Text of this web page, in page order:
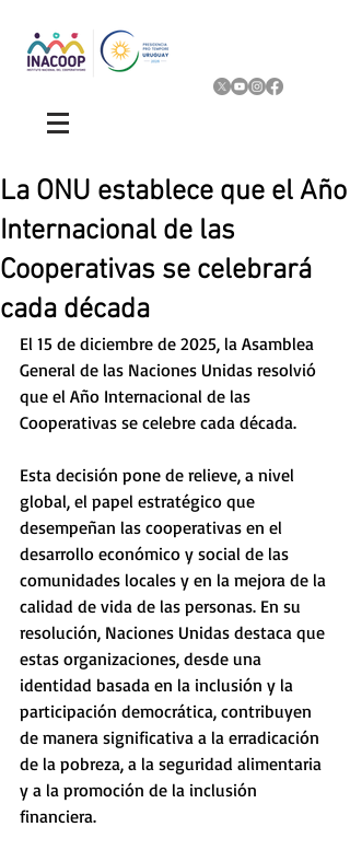
La ONU establece que el Año
Internacional de las
Cooperativas se celebrará
cada década
El 15 de diciembre de 2025, la Asamblea
General de las Naciones Unidas resolvió
que el Año Internacional de las
Cooperativas se celebre cada década.
Esta decisión pone de relieve, a nivel
global, el papel estratégico que
desempeñan las cooperativas en el
desarrollo económico y social de las
comunidades locales y en la mejora de la
calidad de vida de las personas. En su
resolución, Naciones Unidas destaca que
estas organizaciones, desde una
identidad basada en la inclusión y la
participación democrática, contribuyen
de manera significativa a la erradicación
de la pobreza, a la seguridad alimentaria
y a la promoción de la inclusión
financiera.